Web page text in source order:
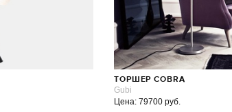
ТОРШЕР COBRA
Gubi
Цена: 79700 руб.